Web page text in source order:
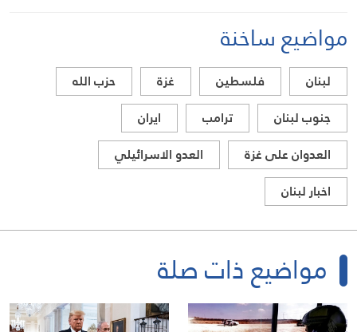
مواضيع ساخنة
لبنان فلسطين غزة
حزب الله
جنوب لبنان
ترامب
ايران
العدوان على غزة
العدو الاسرائيلي
اخبار لبنان
مواضيع ذات صلة